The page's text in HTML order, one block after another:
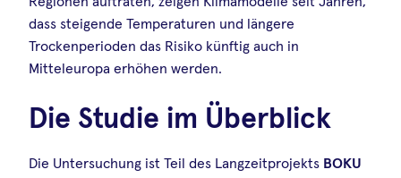
dass steigende Temperaturen und längere
Trockenperioden das Risiko künftig auch in
Mitteleuropa erhöhen werden.
Die Studie im Überblick
Die Untersuchung ist Teil des Langzeitprojekts BOKU